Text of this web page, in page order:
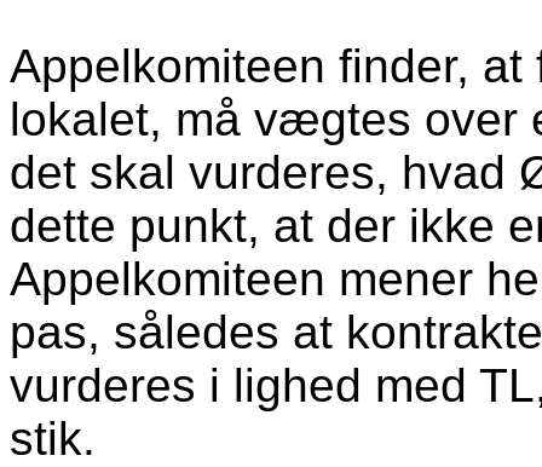
Appelkomiteen finder,
lokalet, må vægtes over
det skal vurderes, hvad
dette punkt, at der ikke
Appelkomiteen mener
pas, således at
vurderes i lighed med
stik.